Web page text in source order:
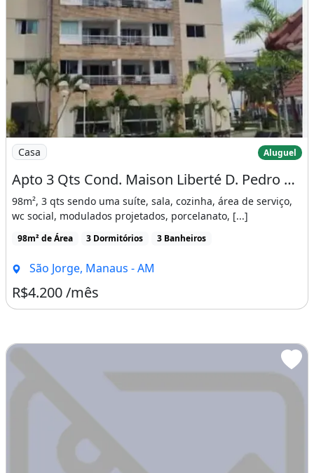
Imagem: Apto 3 Qts Cond. Maison Liberté D. Pedro
Casa Aluguel
Apto 3 Qts Cond. Maison Liberté D. Pedro 4.200
98m², 3 qts sendo uma suíte, sala, cozinha, área de serviço,
wc social, modulados projetados, porcelanato, [...]
98m² de Área 3 Dormitórios 3 Banheiros
São Jorge, Manaus - AM
R$4.200 /mês